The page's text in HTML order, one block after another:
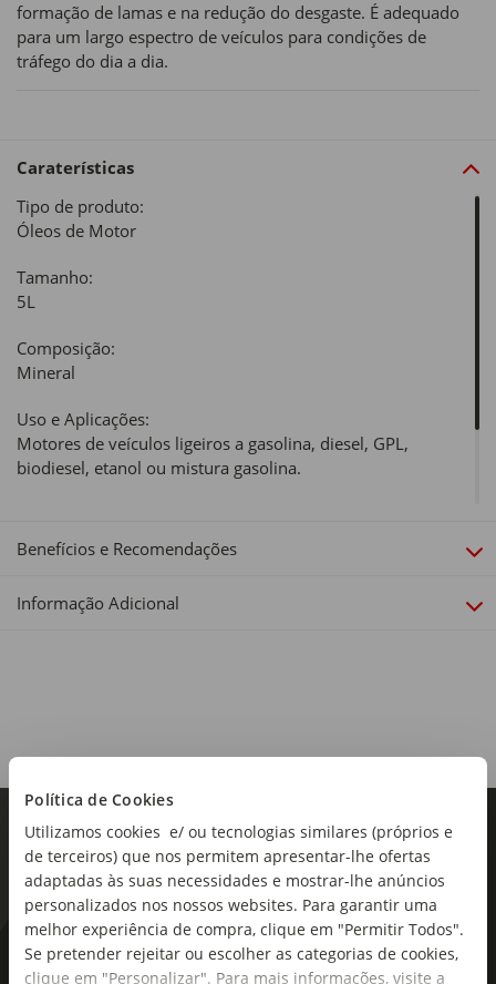
Política de Cookies
Utilizamos cookies e/ ou tecnologias similares (próprios e
de terceiros) que nos permitem apresentar-lhe ofertas
adaptadas às suas necessidades e mostrar-lhe anúncios
personalizados nos nossos websites. Para garantir uma
melhor experiência de compra, clique em "Permitir Todos".
Se pretender rejeitar ou escolher as categorias de cookies,
clique em "Personalizar". Para mais informações, visite a
formação de lamas e na redução do desgaste. É adequado
para um largo espectro de veículos para condições de
tráfego do dia a dia.
Caraterísticas
Tipo de produto:
Óleos de Motor
Tamanho:
5L
Composição:
Mineral
Uso e Aplicações:
Motores de veículos ligeiros a gasolina, diesel, GPL,
biodiesel, etanol ou mistura gasolina.
Active Cleansing - Limpeza activa, para motores mais
limpos, eficientes e com menor consumo.
Benefícios e Recomendações
Informação Adicional
As novidades mais frescas no